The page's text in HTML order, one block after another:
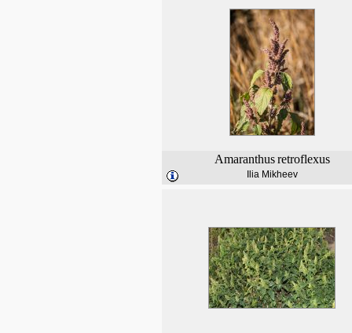
Amaranthus retroflexus
Ilia Mikheev